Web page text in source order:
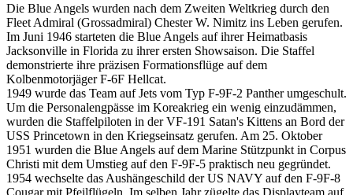
Die Blue Angels wurden nach dem Zweiten Weltkrieg durch den
Fleet Admiral (Grossadmiral) Chester W. Nimitz ins Leben gerufen.
Im Juni 1946 starteten die Blue Angels auf ihrer Heimatbasis
Jacksonville in Florida zu ihrer ersten Showsaison. Die Staffel
demonstrierte ihre präzisen Formationsflüge auf dem
Kolbenmotorjäger F-6F Hellcat.
1949 wurde das Team auf Jets vom Typ F-9F-2 Panther umgeschult.
Um die Personalengpässe im Koreakrieg ein wenig einzudämmen,
wurden die Staffelpiloten in der VF-191 Satan's Kittens an Bord der
USS Princetown in den Kriegseinsatz gerufen. Am 25. Oktober
1951 wurden die Blue Angels auf dem Marine Stützpunkt in Corpus
Christi mit dem Umstieg auf den F-9F-5 praktisch neu gegründet.
1954 wechselte das Aushängeschild der US NAVY auf den F-9F-8
Cougar mit Pfeilflügeln. Im selben Jahr zügelte das Displayteam auf